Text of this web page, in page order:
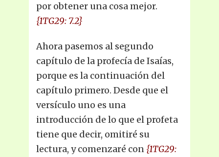
por obtener una cosa mejor.
{1TG29: 7.2}
Ahora pasemos al segundo
capítulo de la profecía de Isaías,
porque es la continuación del
capítulo primero. Desde que el
versículo uno es una
introducción de lo que el profeta
tiene que decir, omitiré su
lectura, y comenzaré con {1TG29: